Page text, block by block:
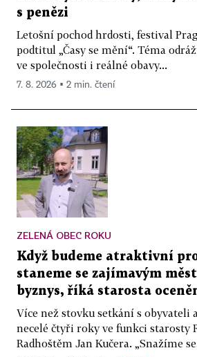
s penězi
Letošní pochod hrdosti, festival
podtitul „Časy se mění“. Téma
ve společnosti i reálné obavy...
7. 8. 2026 ▪ 2 min. čtení
ZELENÁ OBEC ROKU
Když budeme atraktivní
staneme se zajímavým
byznys, říká starosta
Více než stovku setkání s obyvateli
necelé čtyři roky ve funkci starosty
Radhoštěm Jan Kučera. „Snažíme